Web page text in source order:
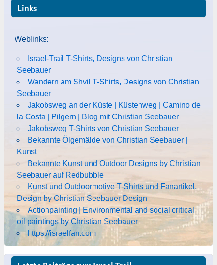
Links
Weblinks:
Israel-Trail T-Shirts, Designs von Christian
Seebauer
Wandern am Shvil T-Shirts, Designs von Christian
Seebauer
Jakobsweg an der Küste | Küstenweg | Camino de
la Costa | Pilgern | Blog mit Christian Seebauer
Jakobsweg T-Shirts von Christian Seebauer
Bekannte Ölgemälde von Christian Seebauer |
Kunst
Bekannte Kunst und Outdoor Designs by Christian
Seebauer auf Redbubble
Kunst und Outdoormotive T-Shirts und Fanartikel,
Design by Christian Seebauer Design
Actionpainting | Environmental and social critical
oil paintings by Christian Seebauer
https://israelfan.com